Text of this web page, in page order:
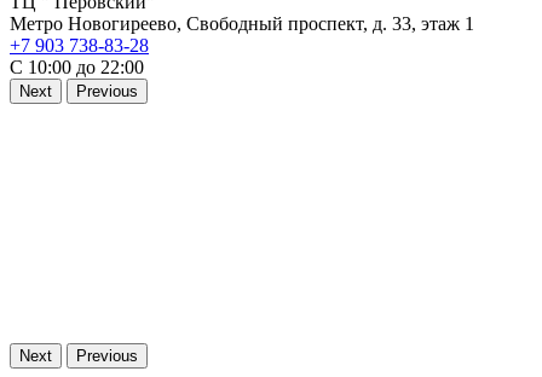
Метро Новогиреево, Свободный проспект, д. 33, этаж 1
+7 903 738-83-28
С 10:00 до 22:00
Next Previous
Next Previous